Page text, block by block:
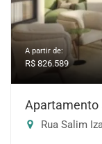
A partir de:
R$ 826.589
Apartamento
Rua Salim